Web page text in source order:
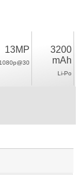
13MP
1080p@30
3200
mAh
Li-Po